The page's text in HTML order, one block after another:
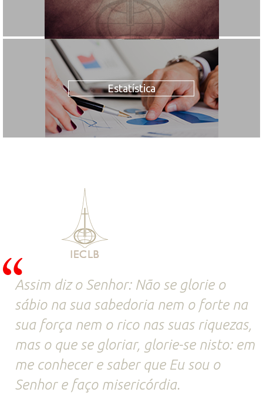
Estatística
Assim diz o Senhor: Não se glorie o
sábio na sua sabedoria nem o forte na
sua força nem o rico nas suas riquezas,
mas o que se gloriar, glorie-se nisto: em
me conhecer e saber que Eu sou o
Senhor e faço misericórdia.